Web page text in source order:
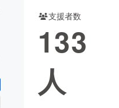
支援者数
133
人